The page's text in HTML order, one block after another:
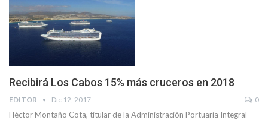
Recibirá Los Cabos 15% más cruceros en 2018
EDITOR Dic 12, 2017 0
Héctor Montaño Cota, titular de la Administración Portuaria Integral